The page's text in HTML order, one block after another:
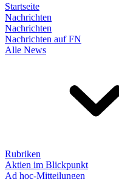
Startseite
Nachrichten
Nachrichten
Nachrichten auf FN
Alle News
Rubriken
Aktien im Blickpunkt
Ad hoc-Mitteilungen